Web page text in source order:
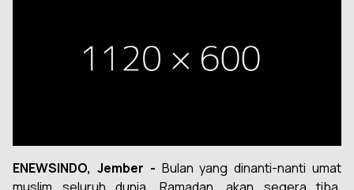
ENEWSINDO, Jember - Bulan yang dinanti-nanti umat